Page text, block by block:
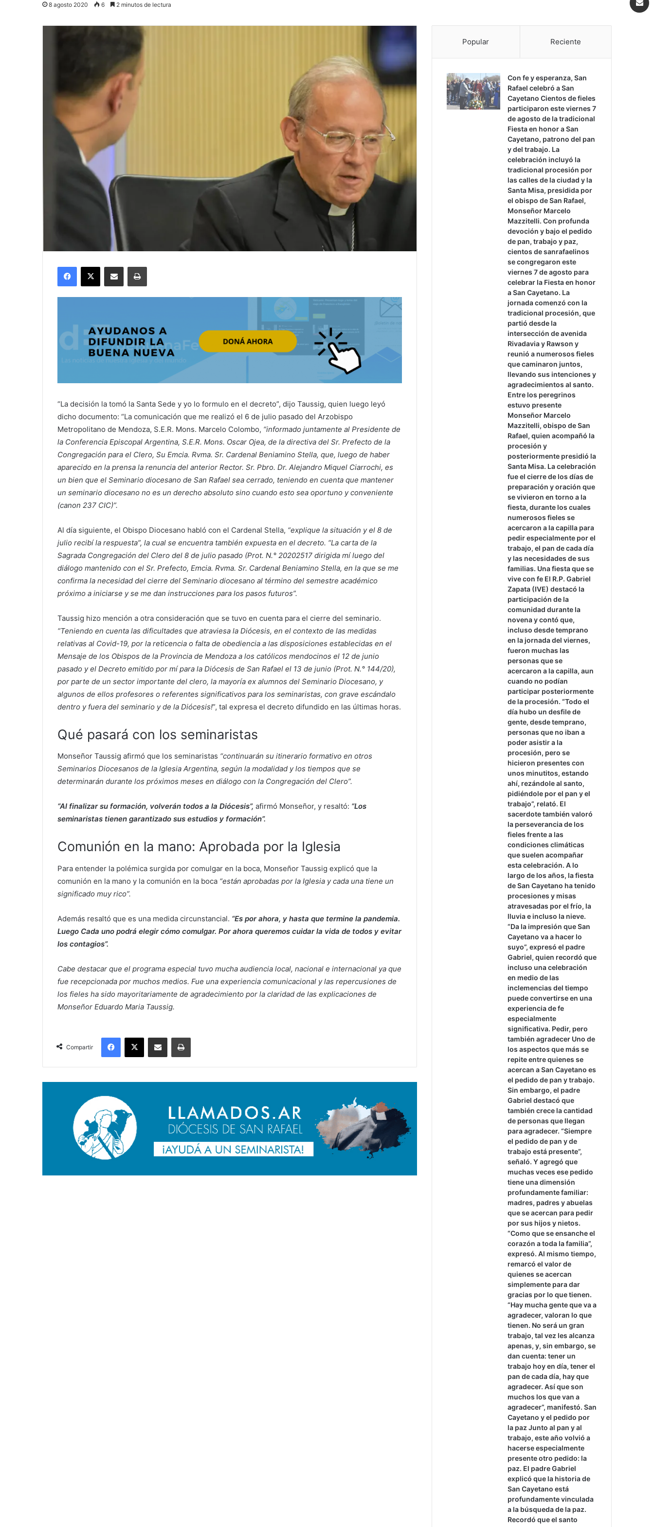
8 agosto 2020 6 2 minutos de lectura
“La decisión la tomó la Santa Sede y yo lo formulo en el decreto”, dijo Taussig, quien luego leyó
dicho documento: “La comunicación que me realizó el 6 de julio pasado del Arzobispo
Metropolitano de Mendoza, S.E.R. Mons. Marcelo Colombo, “informado juntamente al Presidente de
la Conferencia Episcopal Argentina, S.E.R. Mons. Oscar Ojea, de la directiva del Sr. Prefecto de la
Congregación para el Clero, Su Emcia. Rvma. Sr. Cardenal Beniamino Stella, que, luego de haber
aparecido en la prensa la renuncia del anterior Rector. Sr. Pbro. Dr. Alejandro Miquel Ciarrochi, es
un bien que el Seminario diocesano de San Rafael sea cerrado, teniendo en cuenta que mantener
un seminario diocesano no es un derecho absoluto sino cuando esto sea oportuno y conveniente
(canon 237 CIC)”.
Al día siguiente, el Obispo Diocesano habló con el Cardenal Stella, “explique la situación y el 8 de
julio recibí la respuesta”, la cual se encuentra también expuesta en el decreto. “La carta de la
Sagrada Congregación del Clero del 8 de julio pasado (Prot. N.° 20202517 dirigida mí luego del
diálogo mantenido con el Sr. Prefecto, Emcia. Rvma. Sr. Cardenal Beniamino Stella, en la que se me
confirma la necesidad del cierre del Seminario diocesano al término del semestre académico
próximo a iniciarse y se me dan instrucciones para los pasos futuros”.
Taussig hizo mención a otra consideración que se tuvo en cuenta para el cierre del seminario.
“Teniendo en cuenta las dificultades que atraviesa la Diócesis, en el contexto de las medidas
relativas al Covid-19, por la reticencia o falta de obediencia a las disposiciones establecidas en el
Mensaje de los Obispos de la Provincia de Mendoza a los católicos mendocinos el 12 de junio
pasado y el Decreto emitido por mí para la Diócesis de San Rafael el 13 de junio (Prot. N.° 144/20),
por parte de un sector importante del clero, la mayoría ex alumnos del Seminario Diocesano, y
algunos de ellos profesores o referentes significativos para los seminaristas, con grave escándalo
dentro y fuera del seminario y de la Diócesis!”, tal expresa el decreto difundido en las últimas horas.
Qué pasará con los seminaristas
Monseñor Taussig afirmó que los seminaristas “continuarán su itinerario formativo en otros
Seminarios Diocesanos de la Iglesia Argentina, según la modalidad y los tiempos que se
determinarán durante los próximos meses en diálogo con la Congregación del Clero”.
“Al finalizar su formación, volverán todos a la Diócesis”, afirmó Monseñor, y resaltó: “Los
seminaristas tienen garantizado sus estudios y formación”.
Comunión en la mano: Aprobada por la Iglesia
Para entender la polémica surgida por comulgar en la boca, Monseñor Taussig explicó que la
comunión en la mano y la comunión en la boca “están aprobadas por la Iglesia y cada una tiene un
significado muy rico”.
Además resaltó que es una medida circunstancial. “Es por ahora, y hasta que termine la pandemia.
Luego Cada uno podrá elegir cómo comulgar. Por ahora queremos cuidar la vida de todos y evitar
los contagios”.
Cabe destacar que el programa especial tuvo mucha audiencia local, nacional e internacional ya que
fue recepcionada por muchos medios. Fue una experiencia comunicacional y las repercusiones de
los fieles ha sido mayoritariamente de agradecimiento por la claridad de las explicaciones de
Monseñor Eduardo Maria Taussig.
Compartir
Popular Reciente
Con fe y esperanza, San
Rafael celebró a San
Cayetano Cientos de fieles
participaron este viernes 7
de agosto de la tradicional
Fiesta en honor a San
Cayetano, patrono del pan
y del trabajo. La
celebración incluyó la
tradicional procesión por
las calles de la ciudad y la
Santa Misa, presidida por
el obispo de San Rafael,
Monseñor Marcelo
Mazzitelli. Con profunda
devoción y bajo el pedido
de pan, trabajo y paz,
cientos de sanrafaelinos
se congregaron este
viernes 7 de agosto para
celebrar la Fiesta en honor
a San Cayetano. La
jornada comenzó con la
tradicional procesión, que
partió desde la
intersección de avenida
Rivadavia y Rawson y
reunió a numerosos fieles
que caminaron juntos,
llevando sus intenciones y
agradecimientos al santo.
Entre los peregrinos
estuvo presente
Monseñor Marcelo
Mazzitelli, obispo de San
Rafael, quien acompañó la
procesión y
posteriormente presidió la
Santa Misa. La celebración
fue el cierre de los días de
preparación y oración que
se vivieron en torno a la
fiesta, durante los cuales
numerosos fieles se
acercaron a la capilla para
pedir especialmente por el
trabajo, el pan de cada día
y las necesidades de sus
familias. Una fiesta que se
vive con fe El R.P. Gabriel
Zapata (IVE) destacó la
participación de la
comunidad durante la
novena y contó que,
incluso desde temprano
en la jornada del viernes,
fueron muchas las
personas que se
acercaron a la capilla, aun
cuando no podían
participar posteriormente
de la procesión. “Todo el
día hubo un desfile de
gente, desde temprano,
personas que no iban a
poder asistir a la
procesión, pero se
hicieron presentes con
unos minutitos, estando
ahí, rezándole al santo,
pidiéndole por el pan y el
trabajo”, relató. El
sacerdote también valoró
la perseverancia de los
fieles frente a las
condiciones climáticas
que suelen acompañar
esta celebración. A lo
largo de los años, la fiesta
de San Cayetano ha tenido
procesiones y misas
atravesadas por el frío, la
lluvia e incluso la nieve.
“Da la impresión que San
Cayetano va a hacer lo
suyo”, expresó el padre
Gabriel, quien recordó que
incluso una celebración
en medio de las
inclemencias del tiempo
puede convertirse en una
experiencia de fe
especialmente
significativa. Pedir, pero
también agradecer Uno de
los aspectos que más se
repite entre quienes se
acercan a San Cayetano es
el pedido de pan y trabajo.
Sin embargo, el padre
Gabriel destacó que
también crece la cantidad
de personas que llegan
para agradecer. “Siempre
el pedido de pan y de
trabajo está presente”,
señaló. Y agregó que
muchas veces ese pedido
tiene una dimensión
profundamente familiar:
madres, padres y abuelas
que se acercan para pedir
por sus hijos y nietos.
“Como que se ensanche el
corazón a toda la familia”,
expresó. Al mismo tiempo,
remarcó el valor de
quienes se acercan
simplemente para dar
gracias por lo que tienen.
“Hay mucha gente que va a
agradecer, valoran lo que
tienen. No será un gran
trabajo, tal vez les alcanza
apenas, y, sin embargo, se
dan cuenta: tener un
trabajo hoy en día, tener el
pan de cada día, hay que
agradecer. Así que son
muchos los que van a
agradecer”, manifestó. San
Cayetano y el pedido por
la paz Junto al pan y al
trabajo, este año volvió a
hacerse especialmente
presente otro pedido: la
paz. El padre Gabriel
explicó que la historia de
San Cayetano está
profundamente vinculada
a la búsqueda de la paz.
Recordó que el santo